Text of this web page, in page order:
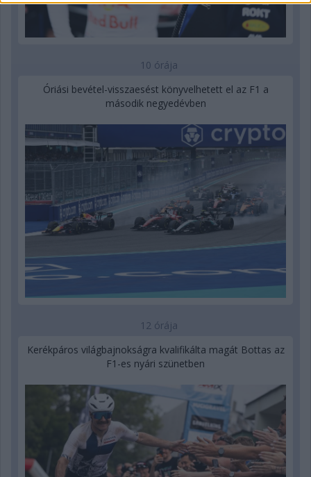
10 órája
Óriási bevétel-visszaesést könyvelhetett el az F1 a
második negyedévben
12 órája
Kerékpáros világbajnokságra kvalifikálta magát Bottas az
F1-es nyári szünetben